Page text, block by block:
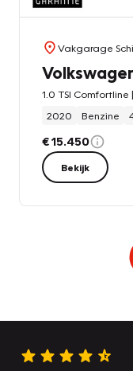
Vakgarage
2020
Benzine
€ 15.450
Bekijk